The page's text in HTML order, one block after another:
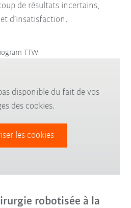
de résultats incertains,
d’insatisfaction.
TTW
disponible du fait de vos
des cookies.
les cookies
robotisée à la